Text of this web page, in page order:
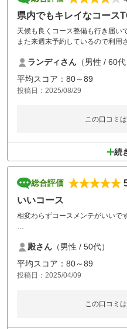
県内でもキレイなコース
天候も良くコース整備も行き届い
また来週末予約しているので利用
ランディさん （男性 / 60代
平均スコア：80～89
投稿日：2025/08/29
この口コミ
続
総合評価
いいコース
相変わらずコースメンテがいいで
殿さん （男性 / 50代）
平均スコア：80～89
投稿日：2025/04/09
この口コミ